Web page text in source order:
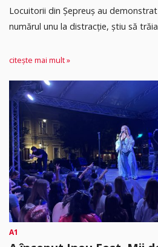
Locuitorii din Șepreuș au
numărul unu la distracție, știu să
citește mai mult »
A1